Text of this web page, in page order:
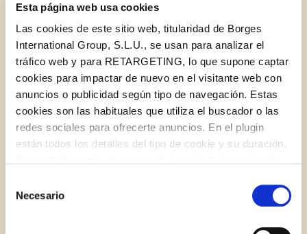
Esta página web usa cookies
Las cookies de este sitio web, titularidad de Borges
International Group, S.L.U., se usan para analizar el
tráfico web y para RETARGETING, lo que supone captar
cookies para impactar de nuevo en el visitante web con
anuncios o publicidad según tipo de navegación. Estas
cookies son las habituales que utiliza el buscador o las
redes sociales para ofrecerte anuncios. En el plugin
están todos los detalles del tipo de cookie y su duración.
la web aparece cómo evitar las cookies en el navegador.
Si se desea ver otra vez esta notificación navegar en
privado y aparecerá de nuevo. Le informamos que aún
Necesario
Log in with Google